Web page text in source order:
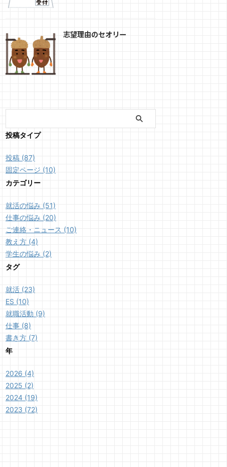
志望理由のセオリー
投稿タイプ
投稿 (87)
固定ページ (10)
カテゴリー
就活の悩み (51)
仕事の悩み (20)
ご連絡・ニュース (10)
教え方 (4)
学生の悩み (2)
タグ
就活 (23)
ES (10)
就職活動 (9)
仕事 (8)
書き方 (7)
年
2026 (4)
2025 (2)
2024 (19)
2023 (72)